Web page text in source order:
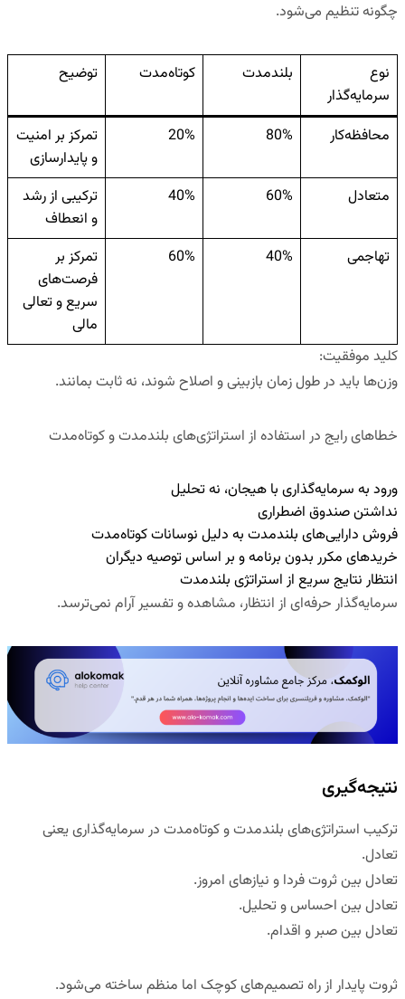
چگونه تنظیم می‌شود.
نوع
سرمایه‌گذار
بلندمدت کوتاه‌مدت توضیح
محافظه‌کار 80%
20%
تمرکز بر امنیت
و پایدارسازی
متعادل
60%
40%
ترکیبی از رشد
و انعطاف
تهاجمی
40%
60%
تمرکز بر
فرصت‌های
سریع و تعالی
مالی
کلید موفقیت:
وزن‌ها باید در طول زمان بازبینی و اصلاح شوند، نه ثابت بمانند.
خطاهای رایج در استفاده از استراتژی‌های بلندمدت و کوتاه‌مدت
ورود به سرمایه‌گذاری با هیجان، نه تحلیل
نداشتن صندوق اضطراری
فروش دارایی‌های بلندمدت به دلیل نوسانات کوتاه‌مدت
خریدهای مکرر بدون برنامه و بر اساس توصیه دیگران
انتظار نتایج سریع از استراتژی بلندمدت
سرمایه‌گذار حرفه‌ای از انتظار، مشاهده و تفسیر آرام نمی‌ترسد.
نتیجه‌گیری
ترکیب استراتژی‌های بلندمدت و کوتاه‌مدت در سرمایه‌گذارییعنی
تعادل.
تعادل بین ثروت فردا و نیازهای امروز.
تعادل بین احساس و تحلیل.
تعادل بین صبر و اقدام.
ثروت پایدار از راه تصمیم‌های کوچک اما منظم ساخته می‌شود.